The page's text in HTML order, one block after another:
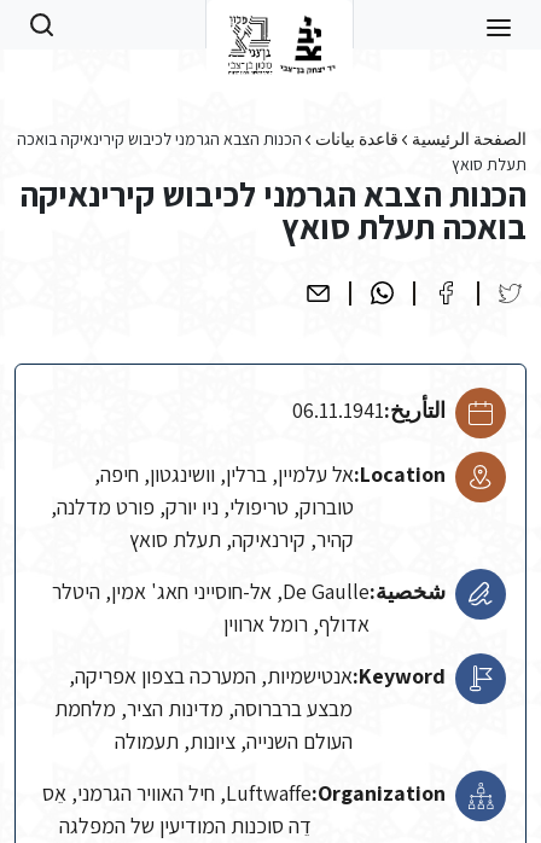
الصفحة الرئيسية قاعدة بيانات
הכנות הצבא הגרמני לכיבוש קירינאיקה בואכה
תעלת סואץ
הכנות הצבא הגרמני לכיבוש קירינאיקה
בואכה תעלת סואץ
التأريخ:06.11.1941
Location: אל עלמיין, ברלין, וושינגטון, חיפה,
טוברוק, טריפולי, ניו יורק, פורט מדלנה,
קהיר, קירנאיקה, תעלת סואץ
شخصية:
De Gaulle, אל-חוסייני חאג' אמין, היטלר
אדולף, רומל ארווין
Keyword: אנטישמיות, המערכה בצפון אפריקה,
מבצע ברברוסה, מדינות הציר, מלחמת
העולם השנייה, ציונות, תעמולה
Organization:
Luftwaffe, חיל האוויר הגרמני, אֵס
דֵה סוכנות המודיעין של המפלגה